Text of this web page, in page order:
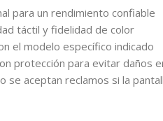
para un rendimiento confiable
táctil y fidelidad de color
el modelo específico indicado
protección para evitar daños
se aceptan reclamos si la